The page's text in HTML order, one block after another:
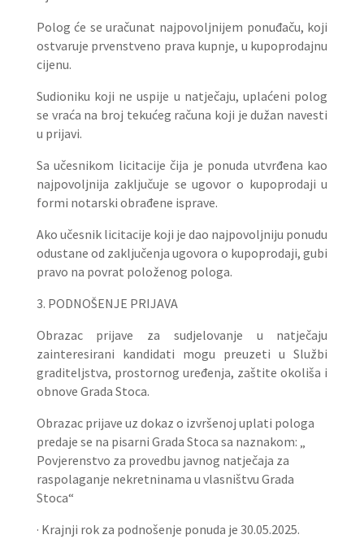
Polog će se uračunat najpovoljnijem ponuđaču, koji
ostvaruje prvenstveno prava kupnje, u kupoprodajnu
cijenu.
Sudioniku koji ne uspije u natječaju, uplaćeni polog
se vraća na broj tekućeg računa koji je dužan navesti
u prijavi.
Sa učesnikom licitacije čija je ponuda utvrđena kao
najpovoljnija zaključuje se ugovor o kupoprodaji u
formi notarski obrađene isprave.
Ako učesnik licitacije koji je dao najpovoljniju ponudu
odustane od zaključenja ugovora o kupoprodaji, gubi
pravo na povrat položenog pologa.
3. PODNOŠENJE PRIJAVA
Obrazac prijave za sudjelovanje u natječaju
zainteresirani kandidati mogu preuzeti u Službi
graditeljstva, prostornog uređenja, zaštite okoliša i
obnove Grada Stoca.
Obrazac prijave uz dokaz o izvršenoj uplati pologa
predaje se na pisarni Grada Stoca sa naznakom: „
Povjerenstvo za provedbu javnog natječaja za
raspolaganje nekretninama u vlasništvu Grada
Stoca“
· Krajnji rok za podnošenje ponuda je 30.05.2025.